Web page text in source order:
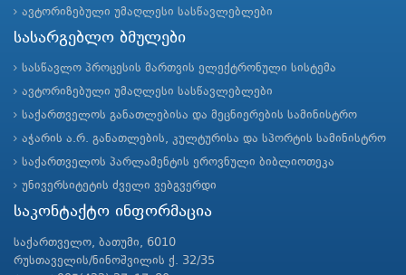
ავტორიზებული უმაღლესი სასწავლებლები
სასარგებლო ბმულები
სასწავლო პროცესის მართვის ელექტრონული სისტემა
ავტორიზებული უმაღლესი სასწავლებლები
საქართველოს განათლებისა და მეცნიერების სამინისტრო
აჭარის ა.რ. განათლების, კულტურისა და სპორტის სამინისტრო
საქართველოს პარლამენტის ეროვნული ბიბლიოთეკა
უნივერსიტეტის ძველი ვებგვერდი
საკონტაქტო ინფორმაცია
საქართველო, ბათუმი, 6010
რუსთაველის/ნინოშვილის ქ. 32/35